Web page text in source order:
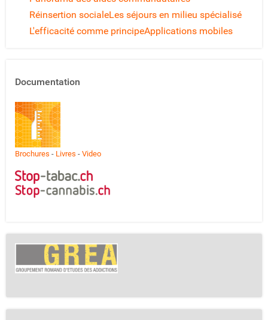
Réinsertion socialeLes séjours en milieu spécialisé
L'efficacité comme principeApplications mobiles
Documentation
Brochures - Livres - Video